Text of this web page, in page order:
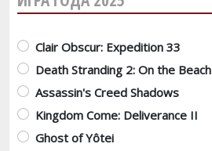
Варианты
Clair Obscur: Expedition 33
Death Stranding 2: On the Beach
Assassin's Creed Shadows
Kingdom Come: Deliverance II
Ghost of Yôtei